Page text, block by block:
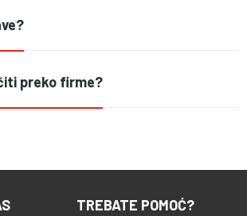
preko firme?
TREBATE POMOĆ?